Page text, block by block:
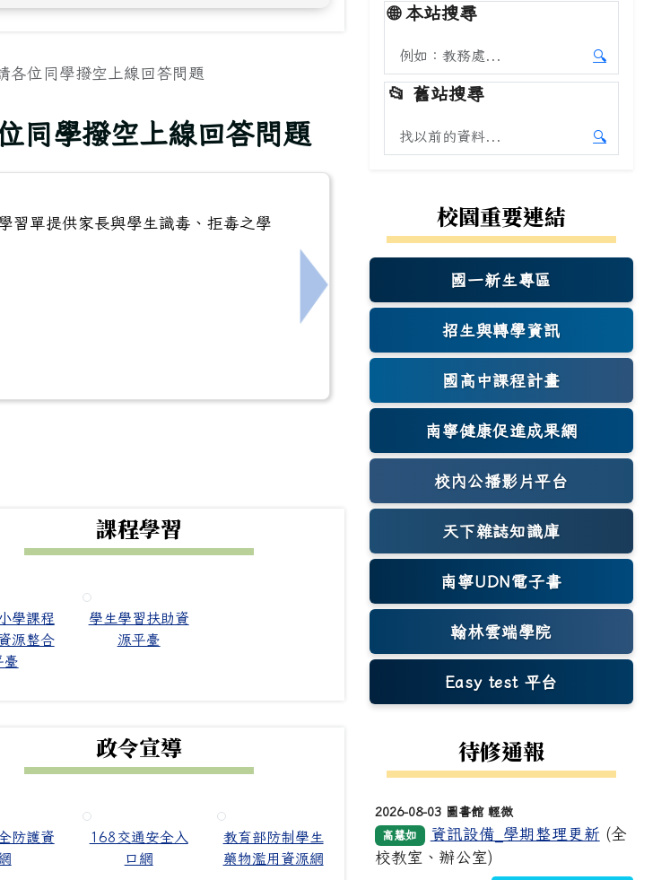
各位同學撥空上線回答問題
同學撥空上線回答問題
習單提供家長與學生識毒、拒毒之學
下一筆：「臺南市115年中小學軟式網球錦標賽」
課程學習
學課程
源整合
臺
學生學習扶助資
源平臺
政令宣導
防護資
168交通安全入
口網
教育部防制學生
藥物濫用資源網
🌐本站搜尋
搜尋本站內容
🔍
開始本站
📂 舊站搜尋
搜尋舊站內容
🔍
開始舊站
校園重要連結
國一新生專區
(另開新視窗)
招生與轉學資訊
國高中課程計畫
南寧健康促進成果網
(另開新視窗)
校內公播影片平台
天下雜誌知識庫
(另開新視窗)
南寧UDN電子書
翰林雲端學院
Easy test 平台
(另開新視窗)
待修通報
2026-08-03 圖書館 輕微
高慧如
資訊設備_學期整理更新 (全
校教室、辦公室)